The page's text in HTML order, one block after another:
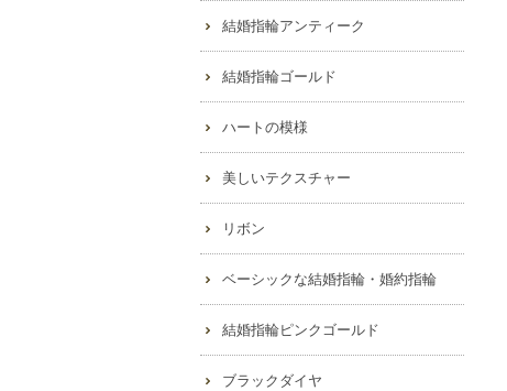
結婚指輪アンティーク
結婚指輪ゴールド
ハートの模様
美しいテクスチャー
リボン
ベーシックな結婚指輪・婚約指輪
結婚指輪ピンクゴールド
ブラックダイヤ